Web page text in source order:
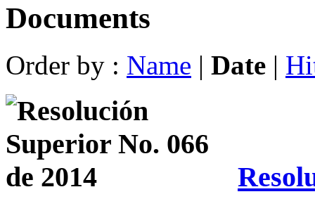
Documents
Order by : Name | Date |